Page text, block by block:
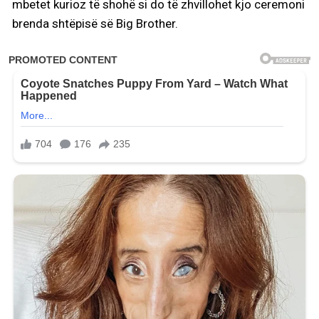
mbetet kurioz të shohë si do të zhvillohet kjo ceremoni
brenda shtëpisë së Big Brother.